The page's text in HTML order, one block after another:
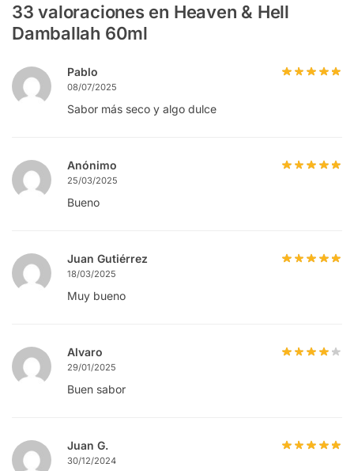
33 valoraciones en Heaven & Hell
Damballah 60ml
Pablo
08/07/2025
Sabor más seco y algo dulce
Anónimo
25/03/2025
Bueno
Juan Gutiérrez
18/03/2025
Muy bueno
Alvaro
29/01/2025
Buen sabor
Juan G.
30/12/2024